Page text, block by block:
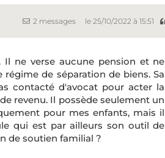
2 messages le 25/10/2022 à 15:51
ne verse aucune pension et ne
de séparation de biens. Sa
contacté d'avocat pour acter la
revenu. Il possède seulement un
pour mes enfants, mais il
qui est par ailleurs son outil de
de soutien familial ?